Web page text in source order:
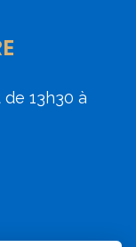
13h30 à